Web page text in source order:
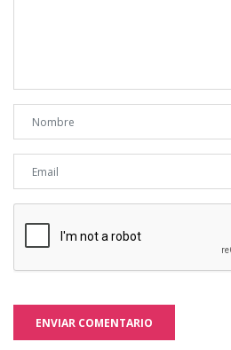
ENVIAR COMENTARIO